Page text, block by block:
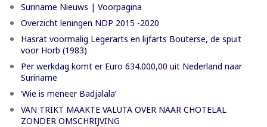
Suriname Nieuws | Voorpagina
Overzicht leningen NDP 2015 -2020
Hasrat voormalig Legerarts en lijfarts Bouterse, de spuit
voor Horb (1983)
Per werkdag komt er Euro 634.000,00 uit Nederland naar
Suriname
‘Wie is meneer Badjalala’
VAN TRIKT MAAKTE VALUTA OVER NAAR CHOTELAL
ZONDER OMSCHRIJVING